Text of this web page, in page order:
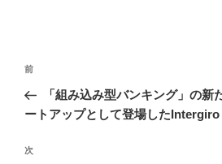
投
ナ
ゲ
前
の
前
「組み込み型バンキング」の新
ートアップとして登場した
次
次